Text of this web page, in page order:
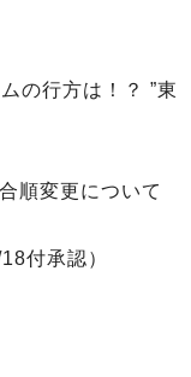
の行方は！？ ”東
順変更について
付承認）